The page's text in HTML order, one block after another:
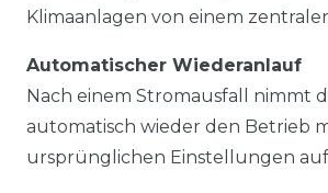
Klimaanlagen von einem
Automatischer Wiederanlauf
Nach einem Stromausfall nimmt
automatisch wieder den Betrieb
ursprünglichen Einstellungen